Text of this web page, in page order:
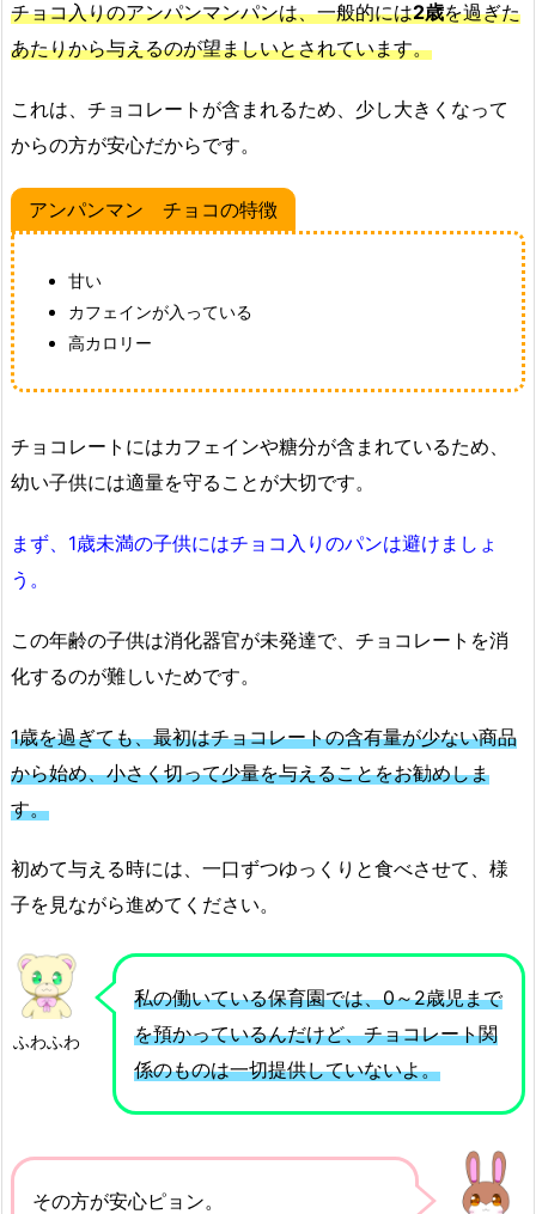
チョコ入りのアンパンマンパンは、一般的には2歳を過ぎた
あたりから与えるのが望ましいとされています。
これは、チョコレートが含まれるため、少し大きくなって
からの方が安心だからです。
アンパンマン チョコの特徴
甘い
カフェインが入っている
高カロリー
チョコレートにはカフェインや糖分が含まれているため、
幼い子供には適量を守ることが大切です。
まず、1歳未満の子供にはチョコ入りのパンは避けましょ
う。
この年齢の子供は消化器官が未発達で、チョコレートを消
化するのが難しいためです。
1歳を過ぎても、最初はチョコレートの含有量が少ない商品
から始め、小さく切って少量を与えることをお勧めしま
す。
初めて与える時には、一口ずつゆっくりと食べさせて、様
子を見ながら進めてください。
ふわふわ
私の働いている保育園では、0～2歳児まで
を預かっているんだけど、チョコレート関
係のものは一切提供していないよ。
その方が安心ピョン。